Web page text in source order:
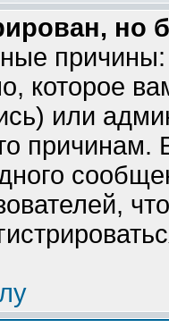
но
которое
или